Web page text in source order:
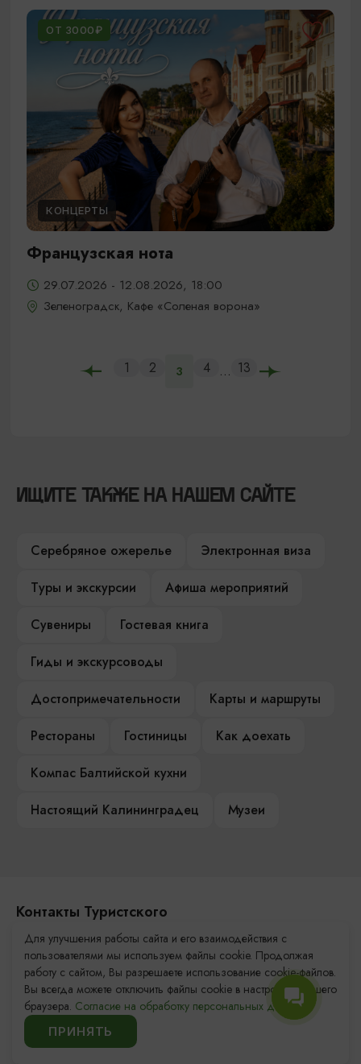
ОТ 3000₽
КОНЦЕРТЫ
Французская нота
29.07.2026 - 12.08.2026, 18:00
Зеленоградск, Кафе «Соленая ворона»
1 2 3 4 ... 13
ИЩИТЕ ТАКЖЕ НА НАШЕМ САЙТЕ
Серебряное ожерелье
Электронная виза
Туры и экскурсии
Афиша мероприятий
Сувениры
Гостевая книга
Гиды и экскурсоводы
Достопримечательности
Карты и маршруты
Рестораны
Гостиницы
Как доехать
Компас Балтийской кухни
Настоящий Калининградец
Музеи
Контакты Туристского
информационного центра
+7 (4012) 555-200
8 (800) 200-55-39
info@visit-kaliningrad.ru
Для улучшения работы сайта и его взаимодействия с
пользователями мы используем файлы cookie. Продолжая
работу с сайтом, Вы разрешаете использование cookie-файлов.
Вы всегда можете отключить файлы cookie в настройках Вашего
браузера. Согласие на обработку персональных данных.
ПРИНЯТЬ